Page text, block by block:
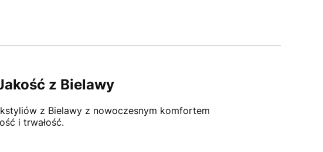
z Bielawy
z Bielawy z nowoczesnym komfortem
i trwałość.